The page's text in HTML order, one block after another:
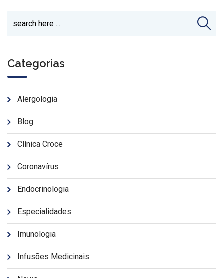
Categorias
Alergologia
Blog
Clínica Croce
Coronavírus
Endocrinologia
Especialidades
Imunologia
Infusões Medicinais